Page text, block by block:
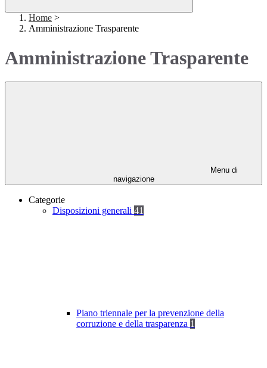
Home >
Amministrazione Trasparente
Amministrazione Trasparente
Menu di
navigazione
Categorie
Disposizioni generali 41
Piano triennale per la prevenzione della
corruzione e della trasparenza 1